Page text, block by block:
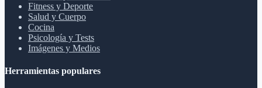
Fitness y Deporte
Salud y Cuerpo
Cocina
Psicología y Tests
Imágenes y Medios
Herramientas populares